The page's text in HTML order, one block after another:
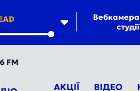
Вебкамера
студії
АКЦІЇ ВІДЕО